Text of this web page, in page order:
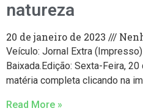
natureza
20 de janeiro de 2023
Veículo: Jornal Extra
Baixada.Edição: Sexta-Feira,
matéria completa clicando na
Read More »